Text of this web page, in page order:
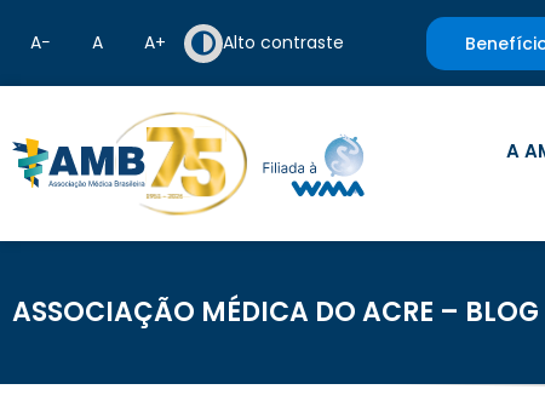
A− A A+ Alto contraste
A
ASSOCIAÇÃO MÉDICA DO ACRE – BLOG